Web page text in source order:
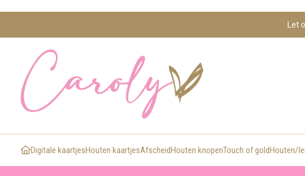
Let
Digitale kaartjesHouten kaartjesAfscheidHouten knopenTouch of goldHouten/